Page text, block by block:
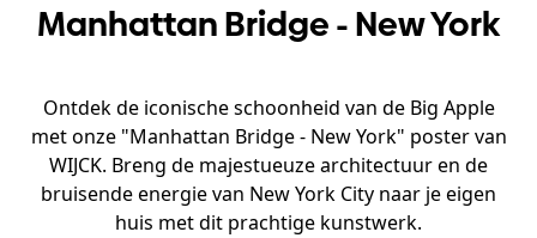
Manhattan Bridge - New York
Ontdek de iconische schoonheid van de Big Apple
met onze "Manhattan Bridge - New York" poster van
WIJCK. Breng de majestueuze architectuur en de
bruisende energie van New York City naar je eigen
huis met dit prachtige kunstwerk.